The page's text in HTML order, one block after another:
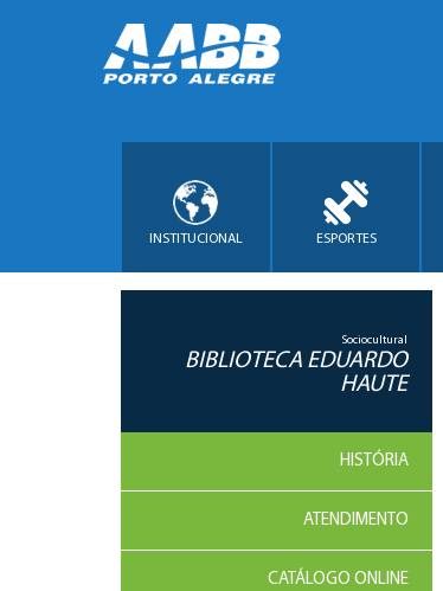
INSTITUCIONAL ESPORTES
Sociocultural
BIBLIOTECA EDUARDO
HAUTE
HISTÓRIA
ATENDIMENTO
CATÁLOGO ONLINE